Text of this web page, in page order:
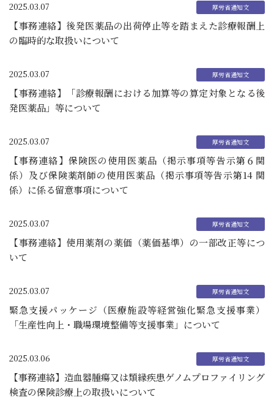
2025.03.07
【事務連絡】後発医薬品の出荷停止等を踏まえた診療報酬上
の臨時的な取扱いについて
2025.03.07
【事務連絡】「診療報酬における加算等の算定対象となる後
発医薬品」等について
2025.03.07
【事務連絡】保険医の使用医薬品（掲示事項等告示第６関
係）及び保険薬剤師の使用医薬品（掲示事項等告示第14 関
係）に係る留意事項について
2025.03.07
【事務連絡】使用薬剤の薬価（薬価基準）の一部改正等につ
いて
2025.03.07
緊急支援パッケージ（医療施設等経営強化緊急支援事業）
「生産性向上・職場環境整備等支援事業」について
2025.03.06
【事務連絡】造血器腫瘍又は類縁疾患ゲノムプロファイリング
検査の保険診療上の取扱いについて